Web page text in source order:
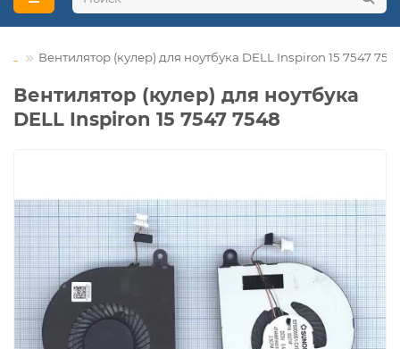
Вентилятор (кулер) для ноутбука DELL Inspiron 15 7547
Вентилятор (кулер) для ноутбука
DELL Inspiron 15 7547 7548